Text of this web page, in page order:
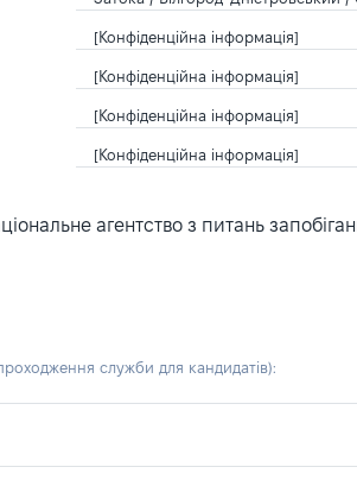
[Конфіденційна інформація]
[Конфіденційна інформація]
[Конфіденційна інформація]
[Конфіденційна інформація]
агентство з питань
служби для кандидатів):